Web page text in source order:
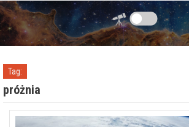
Przejdź do zawartości
Tag:
próżnia